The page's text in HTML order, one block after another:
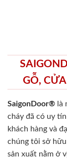
GỖ,
SaigonDoor® là
cháy đã có uy
khách hàng và
chúng tôi sở
sản xuất nằm ở